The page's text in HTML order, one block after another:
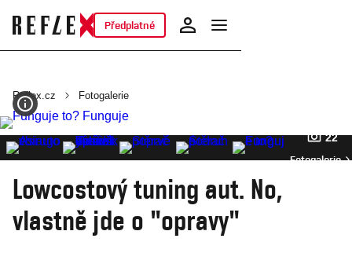
Předplatné
Reflex.cz Fotogalerie
22
Fotogalerie
Lowcostový tuning aut. No,
vlastně jde o "opravy"